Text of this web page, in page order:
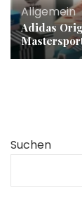
Allgemein
Adidas
Suchen